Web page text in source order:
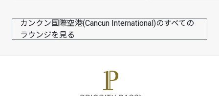
カンクン国際空港(Cancun International)のすべての
ラウンジを見る